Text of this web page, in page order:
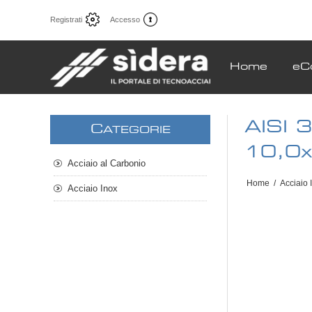
Registrati Accesso
Home
AISI
Home / Acciaio
CATEGORIE
Acciaio al Carbonio
Acciaio Inox